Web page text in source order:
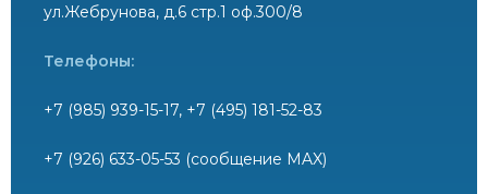
ул.Жебрунова, д.6 стр.1 оф.300/8
Телефоны:
+7 (985) 939-15-17, +7 (495) 181-52-83
+7 (926) 633-05-53 (сообщение MAX)